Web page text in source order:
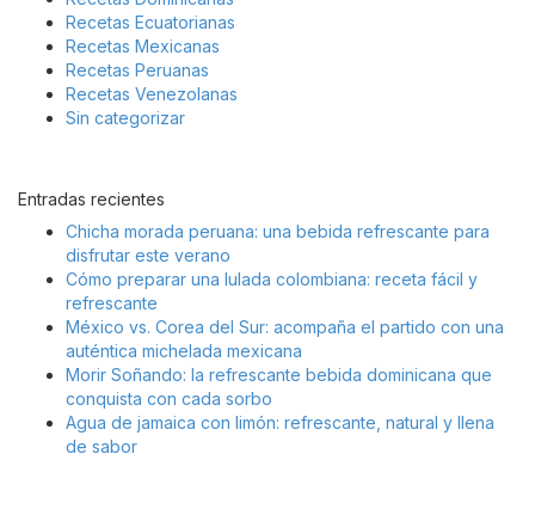
Recetas Ecuatorianas
Recetas Mexicanas
Recetas Peruanas
Recetas Venezolanas
Sin categorizar
Entradas recientes
Chicha morada peruana: una bebida refrescante para
disfrutar este verano
Cómo preparar una lulada colombiana: receta fácil y
refrescante
México vs. Corea del Sur: acompaña el partido con una
auténtica michelada mexicana
Morir Soñando: la refrescante bebida dominicana que
conquista con cada sorbo
Agua de jamaica con limón: refrescante, natural y llena
de sabor